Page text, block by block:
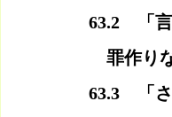
63.2　「言
罪作り
63.3　「